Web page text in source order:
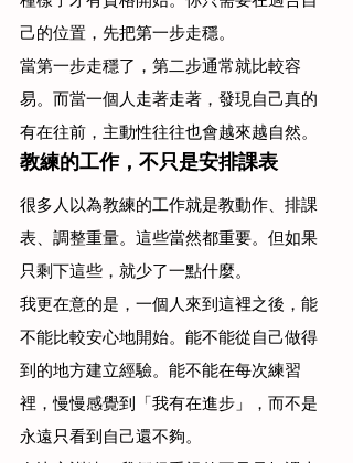
己的位置，先把第一步走穩。
當第一步走穩了，第二步通常就比較容
易。而當一個人走著走著，發現自己真的
有在往前，主動性往往也會越來越自然。
教練的工作，不只是安排課表
很多人以為教練的工作就是教動作、排課
表、調整重量。這些當然都重要。但如果
只剩下這些，就少了一點什麼。
我更在意的是，一個人來到這裡之後，能
不能比較安心地開始。能不能從自己做得
到的地方建立經驗。能不能在每次練習
裡，慢慢感覺到「我有在進步」，而不是
永遠只看到自己還不夠。